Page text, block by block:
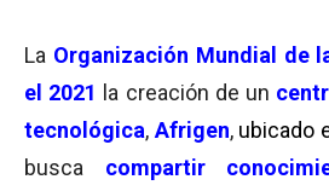
La Organización Mundial de
el 2021
la creación de un
tecnológica, Afrigen, ubicado
busca compartir